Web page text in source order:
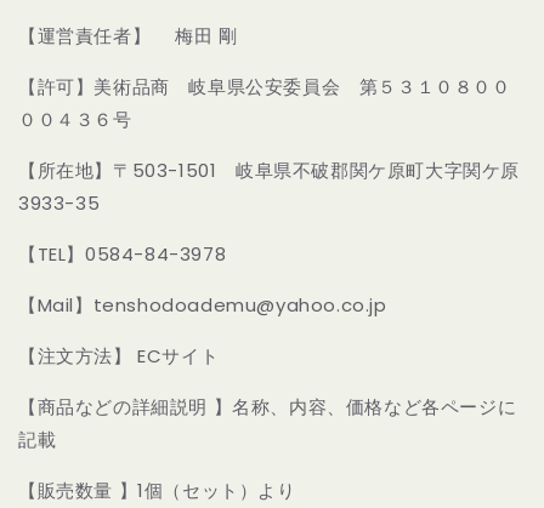
【運営責任者】 梅田 剛
【許可】美術品商 岐阜県公安委員会 第５３１０８００
００４３６号
【所在地】〒503-1501 岐阜県不破郡関ケ原町大字関ケ原
3933-35
【TEL】0584-84-3978
【Mail】tenshodoademu@yahoo.co.jp
【注文方法】 ECサイト
【商品などの詳細説明 】名称、内容、価格など各ページに
記載
【販売数量 】1個（セット）より